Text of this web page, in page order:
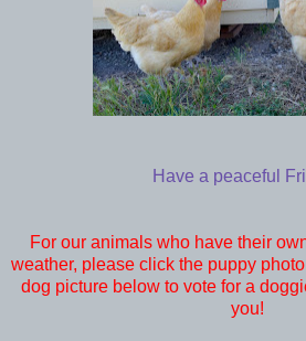
Have a peaceful
For our animals who have their
weather, please click the puppy
dog picture below to vote for a
you!